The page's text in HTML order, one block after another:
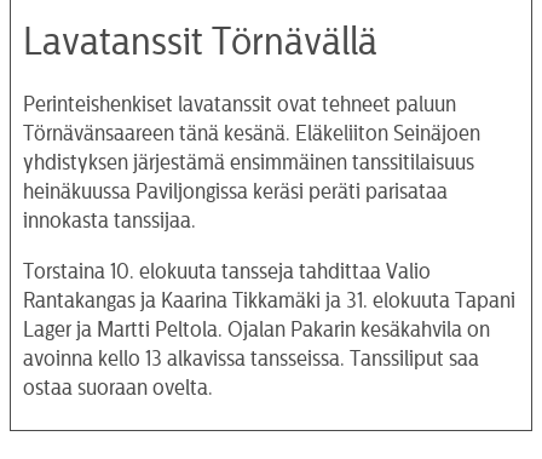
Lavatanssit Törnävällä
Perinteishenkiset lavatanssit ovat tehneet paluun
Törnävänsaareen tänä kesänä. Eläkeliiton Seinäjoen
yhdistyksen järjestämä ensimmäinen tanssitilaisuus
heinäkuussa Paviljongissa keräsi peräti parisataa
innokasta tanssijaa.
Torstaina 10. elokuuta tansseja tahdittaa Valio
Rantakangas ja Kaarina Tikkamäki ja 31. elokuuta Tapani
Lager ja Martti Peltola. Ojalan Pakarin kesäkahvila on
avoinna kello 13 alkavissa tansseissa. Tanssiliput saa
ostaa suoraan ovelta.